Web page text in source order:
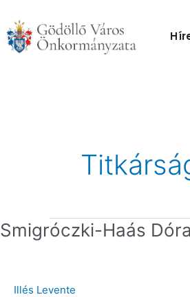
content
Smigróczki-Haás Dóra
Illés Levente
Smigróczki-